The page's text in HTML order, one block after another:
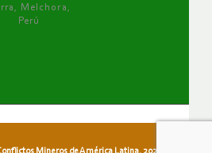
Melchora,
Perú